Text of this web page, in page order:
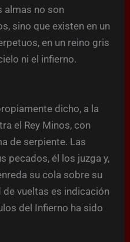
almas no son
sino que existen en un
en un reino gris
ni el infierno.
dicho, a la
el Rey Minos, con
de serpiente. Las
pecados, él los juzga y,
su cola sobre su
vueltas es indicación
del Infierno ha sido